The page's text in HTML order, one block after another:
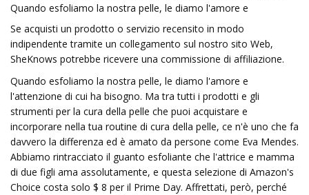
Quando esfoliamo la nostra pelle, le diamo l'amore e
Se acquisti un prodotto o servizio recensito in modo
indipendente tramite un collegamento sul nostro sito Web,
SheKnows potrebbe ricevere una commissione di affiliazione.
Quando esfoliamo la nostra pelle, le diamo l'amore e
l'attenzione di cui ha bisogno. Ma tra tutti i prodotti e gli
strumenti per la cura della pelle che puoi acquistare e
incorporare nella tua routine di cura della pelle, ce n'è uno che fa
davvero la differenza ed è amato da persone come Eva Mendes.
Abbiamo rintracciato il guanto esfoliante che l'attrice e mamma
di due figli ama assolutamente, e questa selezione di Amazon's
Choice costa solo $ 8 per il Prime Day. Affrettati, però, perché